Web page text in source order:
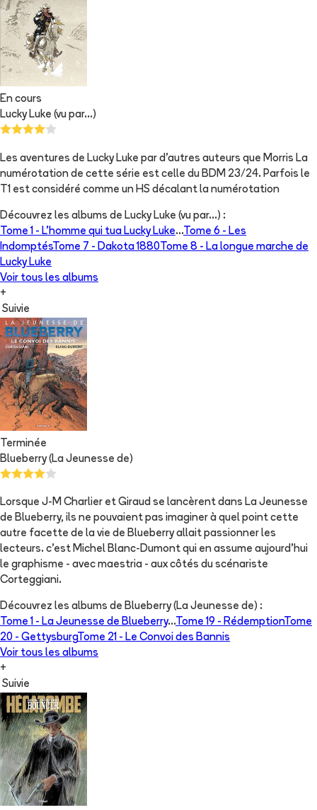
En cours
Lucky Luke (vu par...)
Les aventures de Lucky Luke par d'autres auteurs que Morris La
numérotation de cette série est celle du BDM 23/24. Parfois le
T1 est considéré comme un HS décalant la numérotation
Découvrez les albums de Lucky Luke (vu par...) :
Tome 1 - L'homme qui tua Lucky Luke...Tome 6 - Les
IndomptésTome 7 - Dakota 1880 Tome 8 - La longue marche de
Lucky Luke
Voir tous les albums
+
Suivie
Terminée
Blueberry (La Jeunesse de)
Lorsque J-M Charlier et Giraud se lancèrent dans La Jeunesse
de Blueberry, ils ne pouvaient pas imaginer à quel point cette
autre facette de la vie de Blueberry allait passionner les
lecteurs. c'est Michel Blanc-Dumont qui en assume aujourd'hui
le graphisme - avec maestria - aux côtés du scénariste
Corteggiani.
Découvrez les albums de Blueberry (La Jeunesse de) :
Tome 1 - La Jeunesse de Blueberry...Tome 19 - RédemptionTome
20 - GettysburgTome 21 - Le Convoi des Bannis
Voir tous les albums
+
Suivie